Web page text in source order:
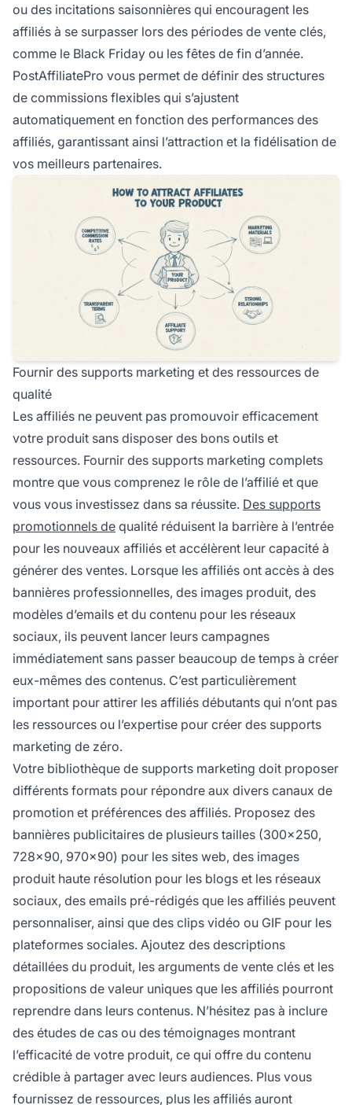
ou des incitations saisonnières qui encouragent les
affiliés à se surpasser lors des périodes de vente clés,
comme le Black Friday ou les fêtes de fin d’année.
PostAffiliatePro vous permet de définir des structures
de commissions flexibles qui s’ajustent
automatiquement en fonction des performances des
affiliés, garantissant ainsi l’attraction et la fidélisation de
vos meilleurs partenaires.
Fournir des supports marketing et des ressources de
qualité
Les affiliés ne peuvent pas promouvoir efficacement
votre produit sans disposer des bons outils et
ressources. Fournir des supports marketing complets
montre que vous comprenez le rôle de l’affilié et que
vous vous investissez dans sa réussite. Des supports
promotionnels de qualité réduisent la barrière à l’entrée
pour les nouveaux affiliés et accélèrent leur capacité à
générer des ventes. Lorsque les affiliés ont accès à des
bannières professionnelles, des images produit, des
modèles d’emails et du contenu pour les réseaux
sociaux, ils peuvent lancer leurs campagnes
immédiatement sans passer beaucoup de temps à créer
eux-mêmes des contenus. C’est particulièrement
important pour attirer les affiliés débutants qui n’ont pas
les ressources ou l’expertise pour créer des supports
marketing de zéro.
Votre bibliothèque de supports marketing doit proposer
différents formats pour répondre aux divers canaux de
promotion et préférences des affiliés. Proposez des
bannières publicitaires de plusieurs tailles (300x250,
728x90, 970x90) pour les sites web, des images
produit haute résolution pour les blogs et les réseaux
sociaux, des emails pré-rédigés que les affiliés peuvent
personnaliser, ainsi que des clips vidéo ou GIF pour les
plateformes sociales. Ajoutez des descriptions
détaillées du produit, les arguments de vente clés et les
propositions de valeur uniques que les affiliés pourront
reprendre dans leurs contenus. N’hésitez pas à inclure
des études de cas ou des témoignages montrant
l’efficacité de votre produit, ce qui offre du contenu
crédible à partager avec leurs audiences. Plus vous
fournissez de ressources, plus les affiliés auront